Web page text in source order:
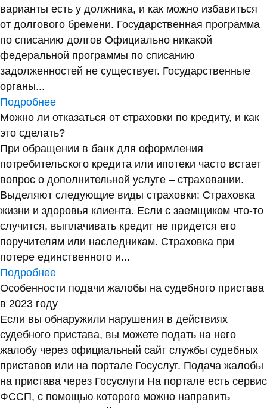
варианты есть у должника, и как можно избавиться
от долгового бремени. Государственная программа
по списанию долгов Официально никакой
федеральной программы по списанию
задолженностей не существует. Государственные
органы...
Подробнее
Можно ли отказаться от страховки по кредиту, и как
это сделать?
При обращении в банк для оформления
потребительского кредита или ипотеки часто встает
вопрос о дополнительной услуге – страховании.
Выделяют следующие виды страховки: Страховка
жизни и здоровья клиента. Если с заемщиком что-то
случится, выплачивать кредит не придется его
поручителям или наследникам. Страховка при
потере единственного и...
Подробнее
Особенности подачи жалобы на судебного пристава
в 2023 году
Если вы обнаружили нарушения в действиях
судебного пристава, вы можете подать на него
жалобу через официальный сайт службы судебных
приставов или на портале Госуслуг. Подача жалобы
на пристава через Госуслуги На портале есть сервис
ФССП, с помощью которого можно направить